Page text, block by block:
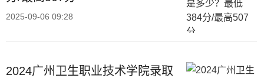
2025-09-06 09:28
2024广州卫生职业技术学院录取